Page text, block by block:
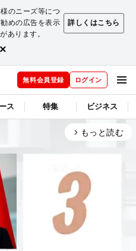
のニーズ等につ
めの広告を表示
あります。
詳しくはこちら
×
無料会員登録 ログイン
ス 特集 ビジネス
arrow_forward_ios もっと読む